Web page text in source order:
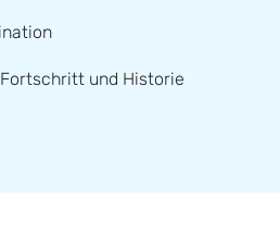
und Historie